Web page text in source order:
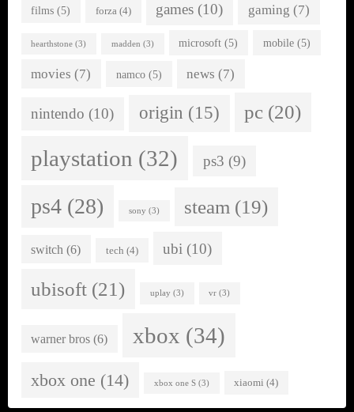
films (5) forza(4) games (10) gaming (7)
hearthstone (3) madden (3) microsoft (5) mobile(5)
movies (7) namco(5) news (7)
nintendo (10) origin (15) pc (20)
playstation (32) ps3 (9)
ps4 (28) sony (3) steam (19)
switch (6) tech (4) ubi (10)
ubisoft (21) uplay (3) vr (3)
warner bros (6) xbox (34)
xbox one (14) xbox one S(3) xiaomi (4)